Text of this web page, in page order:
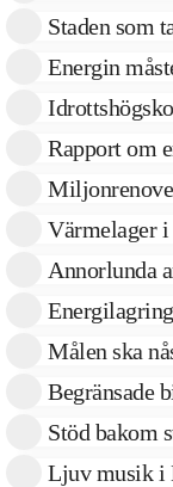
Staden som
Energin
Rapport om
Värmelager
Annorlunda
Målen ska
Begränsade
Stöd bakom
Ljuv musik i